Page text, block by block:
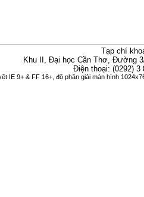
Tạp chí
Khu II, Đại học Cần Thơ, Đường
Điện thoại: (0292)
IE 9+ & FF 16+, độ phân giải màn hình